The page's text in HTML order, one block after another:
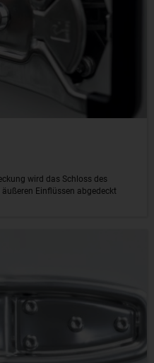
wird das Schloss des
Einflüssen abgedeckt